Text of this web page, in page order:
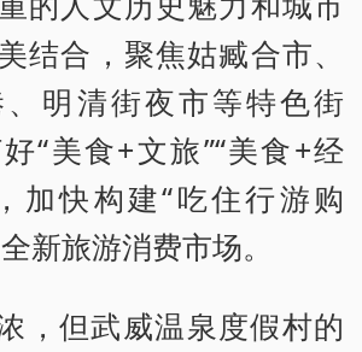
结合，聚焦姑臧合市、
明清街夜市等特色街
“美食+文旅”“美食+经
加快构建“吃住行游购
新旅游消费市场。
，但武威温泉度假村的